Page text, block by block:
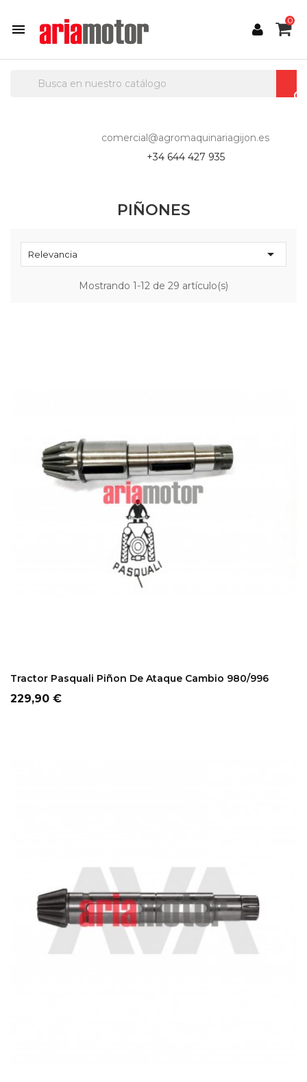

0
comercial@agromaquinariagijon.es
+34 644 427 935
PIÑONES
Relevancia 
Mostrando 1-12 de 29 artículo(s)
Tractor Pasquali Piñon De Ataque Cambio 980/996
Precio
229,90 €